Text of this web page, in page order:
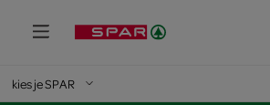
kies je SPAR